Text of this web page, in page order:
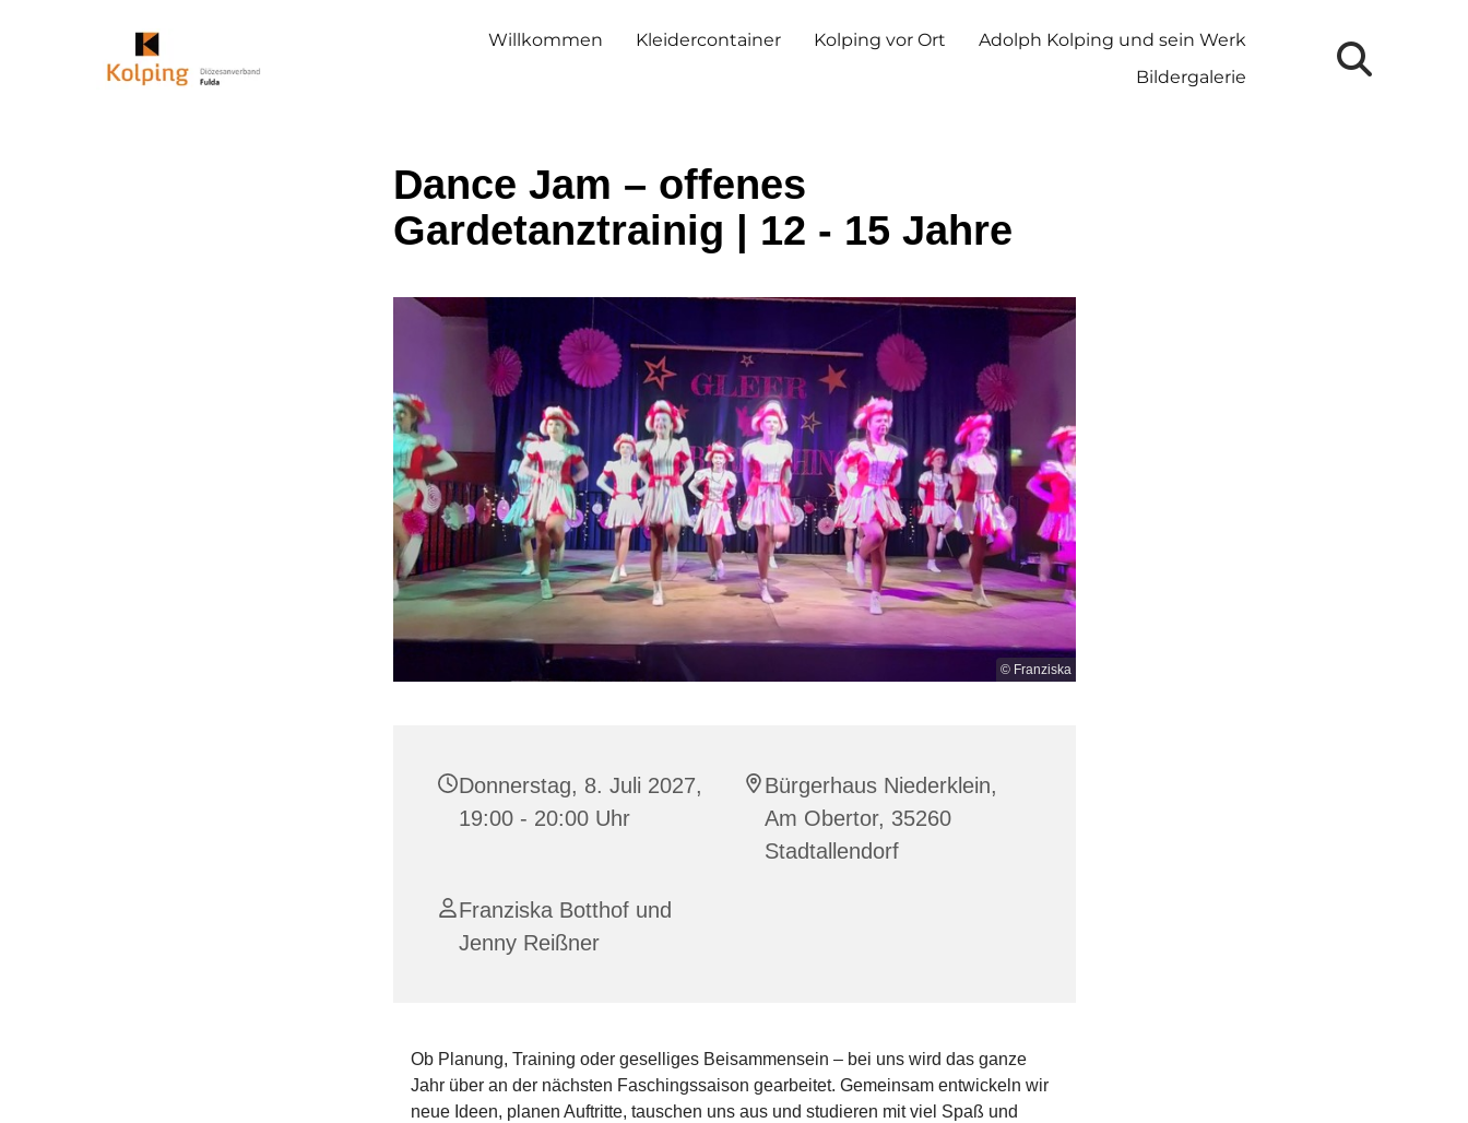
Willkommen Kleidercontainer Kolping vor Ort
Adolph Kolping und sein Werk
Bildergalerie
Dance Jam – offenes
Gardetanztrainig | 12 - 15 Jahre
© Franziska
Donnerstag, 8. Juli 2027,
19:00 - 20:00 Uhr
Bürgerhaus Niederklein,
Am Obertor, 35260
Stadtallendorf
Franziska Botthof und
Jenny Reißner
Ob Planung, Training oder geselliges Beisammensein – bei uns wird das ganze
Jahr über an der nächsten Faschingssaison gearbeitet. Gemeinsam entwickeln wir
neue Ideen, planen Auftritte, tauschen uns aus und studieren mit viel Spaß und